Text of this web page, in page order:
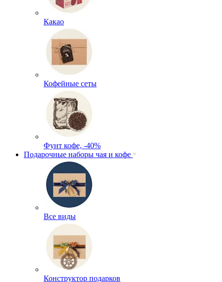
Какао
Кофейные сеты
Фунт кофе, -40%
Подарочные наборы чая и кофе
Все виды
Конструктор подарков